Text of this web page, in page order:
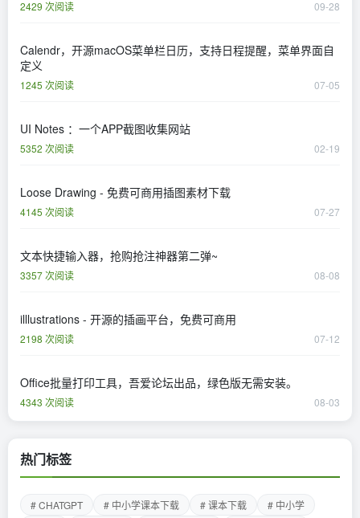
2429 次阅读 09-28
Calendr，开源macOS菜单栏日历，支持日程提醒，菜单界面自
定义
1245 次阅读 07-05
UI Notes ：一个APP截图收集网站
5352 次阅读 02-19
Loose Drawing - 免费可商用插图素材下载
4145 次阅读 07-27
文本快捷输入器，抢购抢注神器第二弹~
3357 次阅读 08-08
illlustrations - 开源的插画平台，免费可商用
2198 次阅读 07-12
Office批量打印工具，吾爱论坛出品，绿色版无需安装。
4343 次阅读 08-03
热门标签
# CHATGPT # 中小学课本下载 # 课本下载
# 中小学